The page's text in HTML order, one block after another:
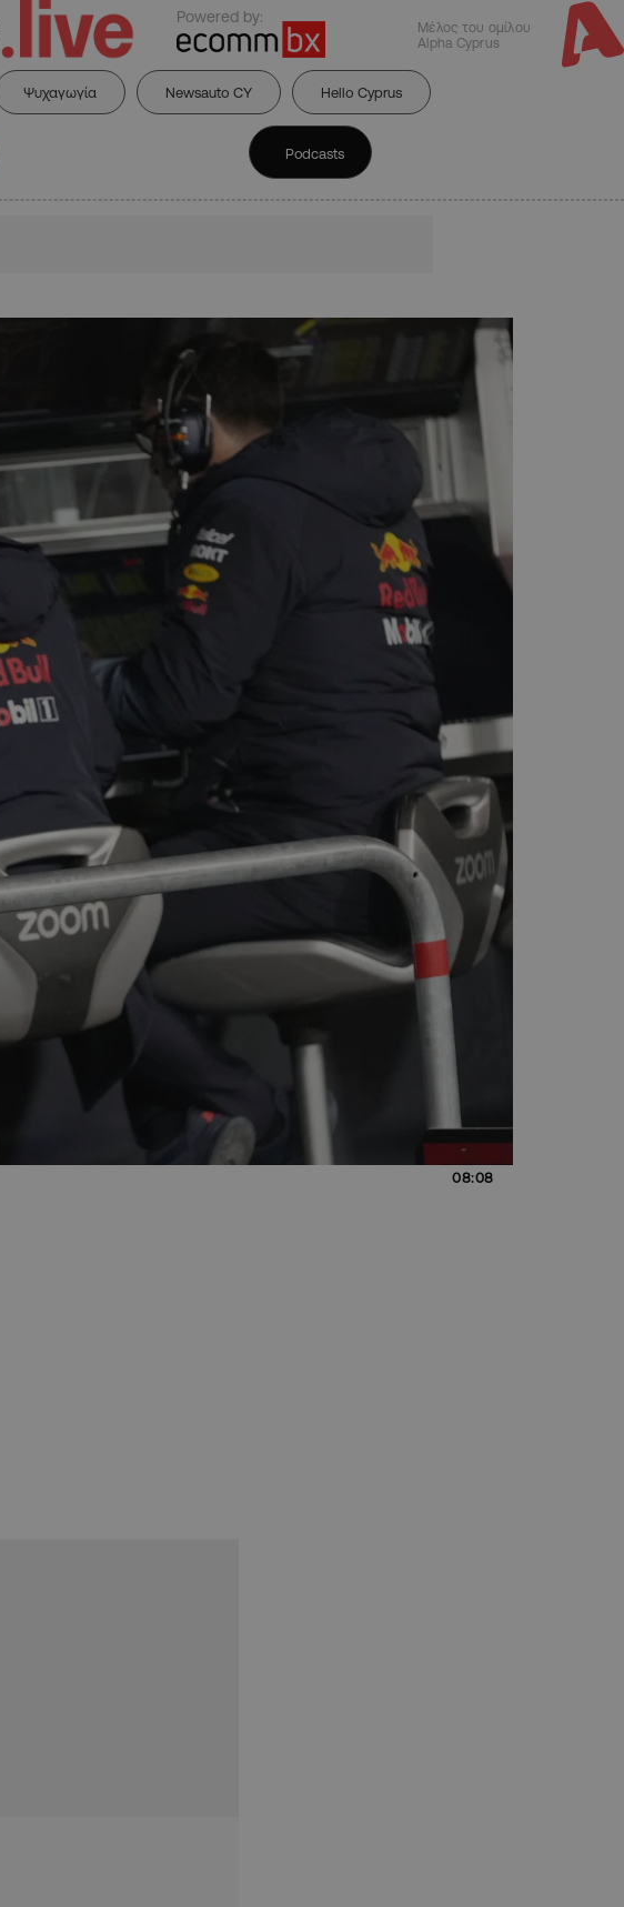
Powered by:
Μέλος του ομίλου
Alpha Cyprus
Ψυχαγωγία Newsauto CY Hello Cyprus
Podcasts
08:08